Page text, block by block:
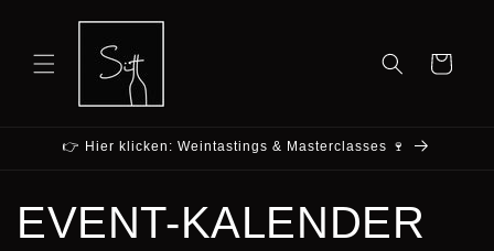
Warenkorb
👉 Hier klicken: Weintastings & Masterclasses 🍷
EVENT-KALENDER